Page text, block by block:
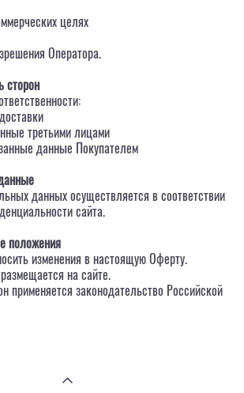
целях
Оператора.
сторон
третьими лицами
данные Покупателем
данных осуществляется в соответствии
сайта.
положения
изменения в настоящую Оферту.
на сайте.
применяется законодательство Российской